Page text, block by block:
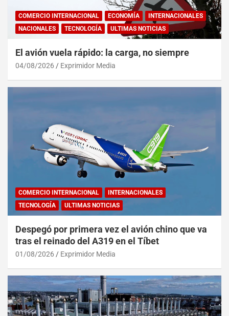
COMERCIO INTERNACIONAL ECONOMÍA
INTERNACIONALES
NACIONALES
TECNOLOGÍA ULTIMAS NOTICIAS
El avión vuela rápido: la carga, no siempre
04/08/2026 Exprimidor Media
COMERCIO INTERNACIONAL
INTERNACIONALES
TECNOLOGÍA
ULTIMAS NOTICIAS
Despegó por primera vez el avión chino que va
tras el reinado del A319 en el Tíbet
01/08/2026 Exprimidor Media